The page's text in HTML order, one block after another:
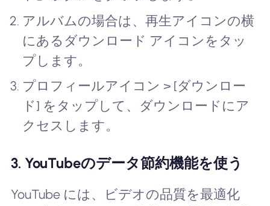
アルバムの場合は、再生アイコンの横
にあるダウンロード アイコンをタッ
プします。
プロフィールアイコン > [ダウンロー
ド] をタップして、ダウンロードにア
クセスします。
3. YouTubeのデータ節約機能を使う
YouTube には、ビデオの品質を最適化